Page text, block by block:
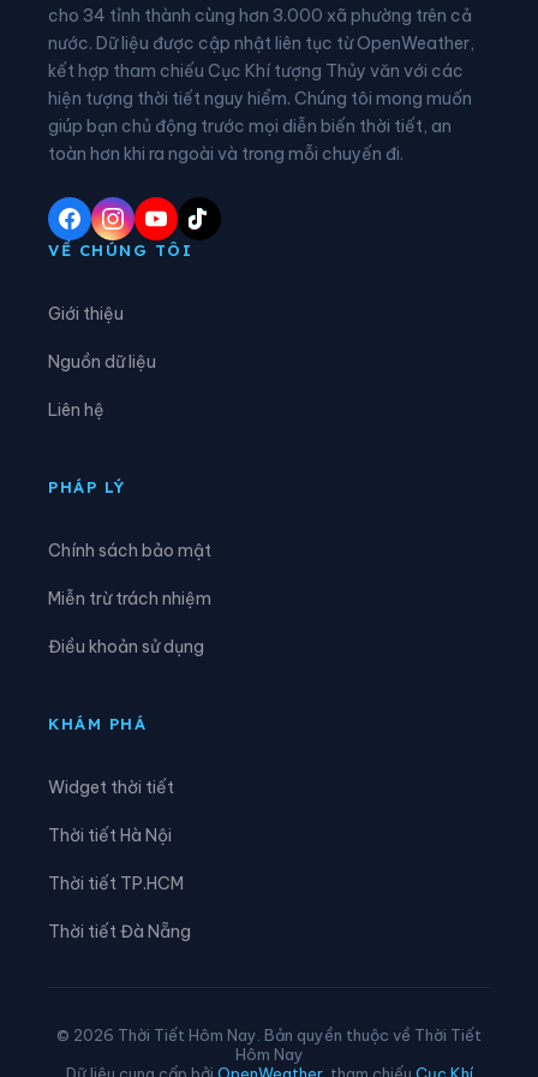
Xã Đại Đồng Xã Diên Hà
Xã Đoàn Đào Xã Đồng Bằng
Xã Đồng Châu Xã Đông Hưng
Xã Đông Quan
Xã Đông Thụy Anh
Xã Hưng Hà
Xã Minh Thọ
Xã Phạm Ngũ Lão
cho 34 tỉnh thành cùng hơn 3.000 xã phường trên cả
nước. Dữ liệu được cập nhật liên tục từ OpenWeather,
kết hợp tham chiếu Cục Khí tượng Thủy văn với các
hiện tượng thời tiết nguy hiểm. Chúng tôi mong muốn
giúp bạn chủ động trước mọi diễn biến thời tiết, an
toàn hơn khi ra ngoài và trong mỗi chuyến đi.
VỀ CHÚNG TÔI
Giới thiệu
Nguồn dữ liệu
Liên hệ
PHÁP LÝ
Chính sách bảo mật
Miễn trừ trách nhiệm
Điều khoản sử dụng
KHÁM PHÁ
Widget thời tiết
Thời tiết Hà Nội
Thời tiết TP.HCM
Thời tiết Đà Nẵng
© 2026 Thời Tiết Hôm Nay. Bản quyền thuộc về Thời Tiết
Hôm Nay